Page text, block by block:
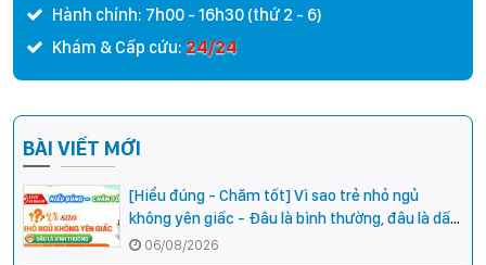
Hành chính: 7h00 - 16h30 (thứ 2 - 6)
Khám & Cấp cứu: 24/24
BÀI VIẾT MỚI
[Hiểu đúng - Chăm tốt] Vì sao trẻ nhỏ ngủ
không yên giấc - Đâu là bình thường, đâu là dấu
hiệu cần đi khám ngay?
06/08/2026